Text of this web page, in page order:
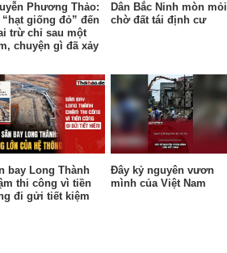
Phương Thảo:
giống đỏ” đến
trừ chỉ sau một
chuyện gì đã xảy
Dân Bắc Ninh mòn mỏi
chờ đất tái định cư
bay Long Thành
thi công vì tiền
đi gửi tiết kiệm
Đây kỷ nguyên vươn
mình của Việt Nam